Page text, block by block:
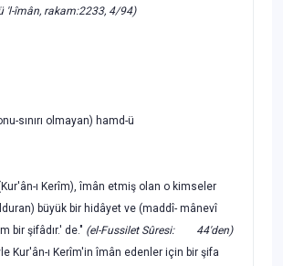
'l-îmân, rakam:2233, 4/94)
sınırı olmayan) hamd-ü
ı Kerîm), îmân etmiş olan o kimseler
büyük bir hidâyet ve (maddî- mânevî
bir şifâdır.' de." (el-Fussilet Sûresi: 44'den)
Kur'ân-ı Kerîm'in îmân edenler için bir şifa